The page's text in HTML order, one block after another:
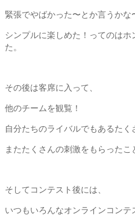
緊張でやばかった〜とか言うかな
シンプルに楽しめた！ってのは
た。
その後は客席に入って、
他のチームを観覧！
自分たちのライバルでもあるたく
またたくさんの刺激をもらったこ
そしてコンテスト後には、
いつもいろんなオンラインコンテ